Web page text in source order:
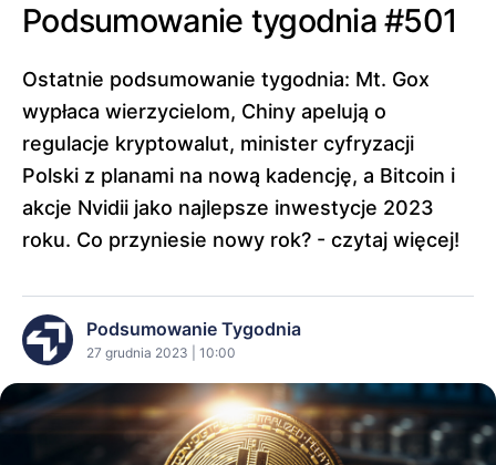
Podsumowanie tygodnia #501
Ostatnie podsumowanie tygodnia: Mt. Gox
wypłaca wierzycielom, Chiny apelują o
regulacje kryptowalut, minister cyfryzacji
Polski z planami na nową kadencję, a Bitcoin i
akcje Nvidii jako najlepsze inwestycje 2023
roku. Co przyniesie nowy rok? - czytaj więcej!
Podsumowanie Tygodnia
27 grudnia 2023 | 10:00